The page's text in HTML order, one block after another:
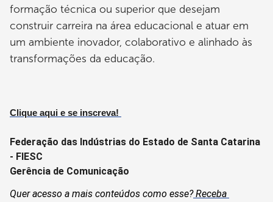
formação técnica ou superior que desejam
construir carreira na área educacional e atuar em
um ambiente inovador, colaborativo e alinhado às
transformações da educação.
Clique aqui e se inscreva!
Federação das Indústrias do Estado de Santa Catarina
- FIESC
Gerência de Comunicação
Quer acesso a mais conteúdos como esse? Receba